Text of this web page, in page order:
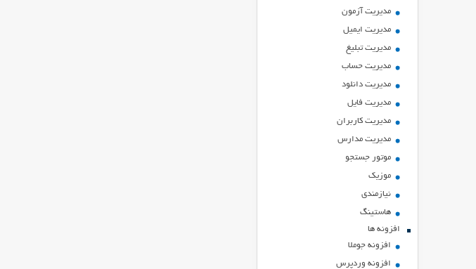
مدیریت آزمون
مدیریت ایمیل
مدیریت تبلیغ
مدیریت حساب
مدیریت دانلود
مدیریت فایل
مدیریت کاربران
مدیریت مدارس
موتور جستجو
موزیک
نیازمندی
هاستينگ
افزونه ها
افزونه جوملا
افزونه وردپرس